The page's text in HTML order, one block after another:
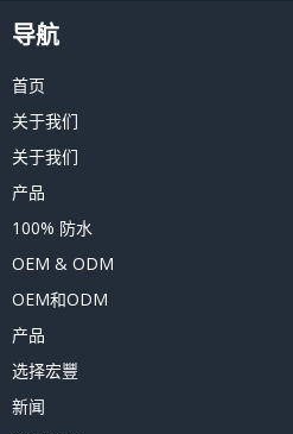
导航
首页
关于我们
关于我们
产品
100% 防水
OEM & ODM
OEM和ODM
产品
选择宏豐
新闻